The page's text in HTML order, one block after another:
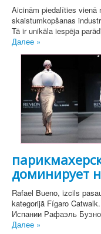
Aicinām piedalīties vienā
skaistumkopšanas
Tā ir unikāla iespēja
Далее »
доминирует
Rafael Bueno, izcils
kategorijā Fígaro
Испании Рафаэль
Далее »